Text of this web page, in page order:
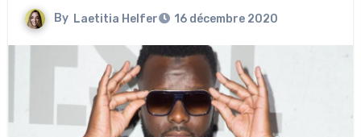
By Laetitia Helfer 16 décembre 2020